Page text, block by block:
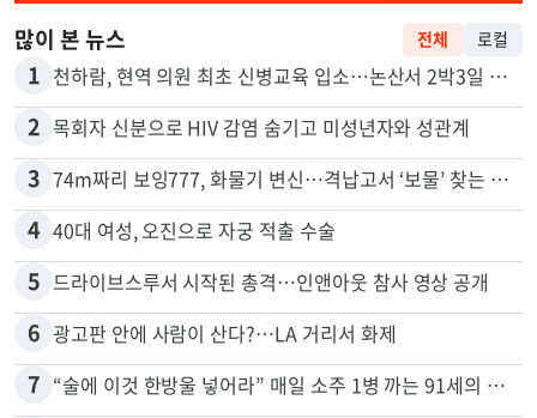
많이 본 뉴스 전체 로컬
1 천하람, 현역 의원 최초 신병교육 입소…논산서 2박3일 생활
2 목회자 신분으로 HIV 감염 숨기고 미성년자와 성관계
3 74m짜리 보잉777, 화물기 변신…격납고서 ‘보물’ 찾는 인천공항
4 40대 여성, 오진으로 자궁 적출 수술
5 드라이브스루서 시작된 총격…인앤아웃 참사 영상 공개
6 광고판 안에 사람이 산다?…LA 거리서 화제
7 “술에 이것 한방울 넣어라” 매일 소주 1병 까는 91세의 철칙